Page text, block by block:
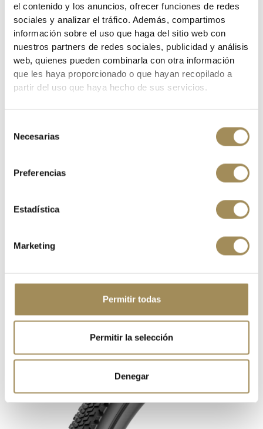
el contenido y los anuncios, ofrecer funciones de redes
sociales y analizar el tráfico. Además, compartimos
información sobre el uso que haga del sitio web con
nuestros partners de redes sociales, publicidad y análisis
web, quienes pueden combinarla con otra información
que les haya proporcionado o que hayan recopilado a
partir del uso que haya hecho de sus servicios.
Necesarias
Preferencias
Estadística
Marketing
Permitir todas
Permitir la selección
Denegar
CUB PIRELLI CINTURATO CROSS M 700 X 33 TUBELES 3770600
€64.90 €48.67
€52.43
-20%